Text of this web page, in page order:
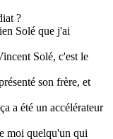
?
Solé que j'ai
Solé, c'est le
son frère, et
a été un accélérateur
moi quelqu'un qui